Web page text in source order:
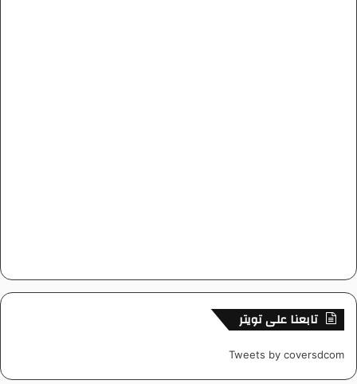
تابعنا على تويتر
Tweets by coversdcom